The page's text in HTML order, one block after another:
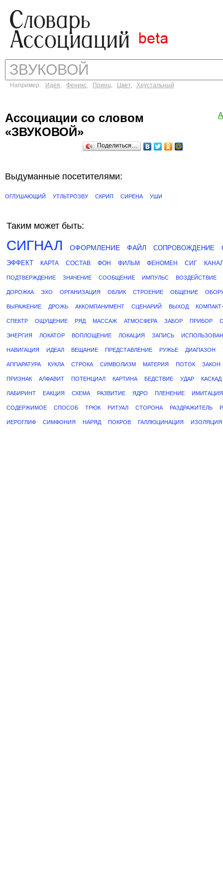
Например: Идея, Феникс, Принц, Цвет, Хрустальный
Ассоциации со словом
«ЗВУКОВОЙ»
Поделиться…
Выдуманные посетителями:
ОГЛУШАЮЩИЙ УТЛЬТРОЗВУ СКРИП СИРЕНА УШИ
Таким может быть:
СИГНАЛ ОФОРМЛЕНИЕ ФАЙЛ СОПРОВОЖДЕНИЕ
ЭФФЕКТ
КАРТА СОСТАВ ФОН ФИЛЬМ ФЕНОМЕН СИГ
ПОДТВЕРЖДЕНИЕ ЗНАЧЕНИЕ СООБЩЕНИЕ ИМПУЛЬС ВОЗДЕЙСТВИЕ
ДОРОЖКА ЭХО ОРГАНИЗАЦИЯ ОБЛИК СТРОЕНИЕ ОБЩЕНИЕ
ВЫРАЖЕНИЕ ДРОЖЬ АККОМПАНИМЕНТ СЦЕНАРИЙ ВЫХОД
СПЕКТР ОЩУЩЕНИЕ РЯД МАССАЖ АТМОСФЕРА ЗАБОР ПРИБОР
ЭНЕРГИЯ ЛОКАТОР ВОПЛОЩЕНИЕ ЛОКАЦИЯ ЗАПИСЬ
НАВИГАЦИЯ ИДЕАЛ ВЕЩАНИЕ ПРЕДСТАВЛЕНИЕ РУЖЬЕ ДИАПАЗОН
АППАРАТУРА КУКЛА СТРОКА СИМВОЛИЗМ МАТЕРИЯ ПОТОК ЗАКОН
ПРИЗНАК АЛФАВИТ ПОТЕНЦИАЛ КАРТИНА БЕДСТВИЕ УДАР КАСКАД
ЛАБИРИНТ ЕАКЦИЯ СХЕМА РАЗВИТИЕ ЯДРО ПЛЕНЕНИЕ ИМИТАЦИЯ
СОДЕРЖИМОЕ СПОСОБ ТРЮК РИТУАЛ СТОРОНА РАЗДРАЖИТЕЛЬ
ИЕРОГЛИФ СИМФОНИЯ НАРЯД ПОКРОВ ГАЛЛЮЦИНАЦИЯ ИЗОЛЯЦИЯ